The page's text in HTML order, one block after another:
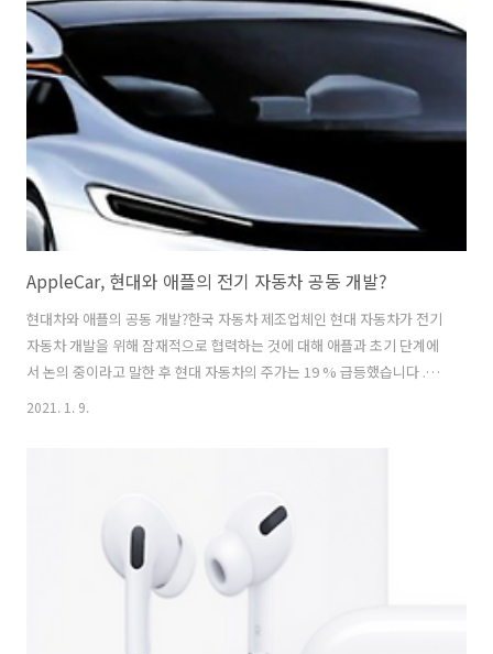
레이 Apple Watch SE는 알루미늄 마감에 실버, 골드, 스페이스 그레이
로 구성되어 있으며, 시리즈 6와 같은 다른 색상 옵션이 없습니다. 하지
만 다양한 밴드 옵션으로 외관을 더욱 돋보이게 할 수 있습니다. Apple
Watch SE의 화면은 손목을 튕기면서 빠..
AppleCar, 현대와 애플의 전기 자동차 공동 개발?
현대차와 애플의 공동 개발?한국 자동차 제조업체인 현대 자동차가 전기
자동차 개발을 위해 잠재적으로 협력하는 것에 대해 애플과 초기 단계에
서 논의 중이라고 말한 후 현대 자동차의 주가는 19 % 급등했습니다 .
“우리는 애플이 현대 자동차를 포함한 다양한 글로벌 자동차 제조업체와
다는 한국 경제 신문의 현지 보도에 따른 것입니다. 이 보고서는 전기 자
동차 생산과 배터리 개발이 모두 제안에 포함되어 있으며이 자동차는
2027년에 출시 될 가능성이 있다고 밝혔습니다. 현대차는 이후 애플에
2021. 1. 9.